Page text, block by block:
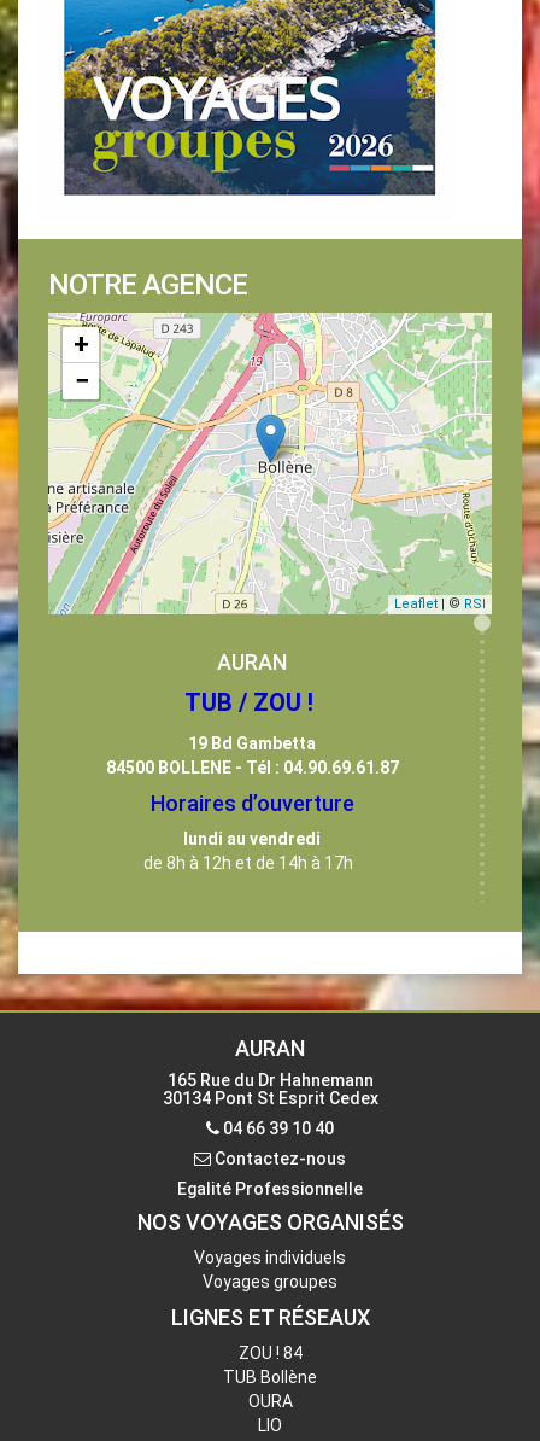
NOTRE AGENCE
+
−
Leaflet | © RSI
AURAN
TUB / ZOU !
19 Bd Gambetta
84500 BOLLENE - Tél : 04.90.69.61.87
Horaires d’ouverture
lundi au vendredi
de 8h à 12h et de 14h à 17h
165 Rue du Dr Hahnemann
04 66 39 10 40 -Fax
Contactez-nous
AURAN
165 Rue du Dr Hahnemann
30134 Pont St Esprit Cedex
04 66 39 10 40
Contactez-nous
Egalité Professionnelle
NOS VOYAGES ORGANISÉS
Voyages individuels
Voyages groupes
LIGNES ET RÉSEAUX
ZOU ! 84
TUB Bollène
OURA
LIO